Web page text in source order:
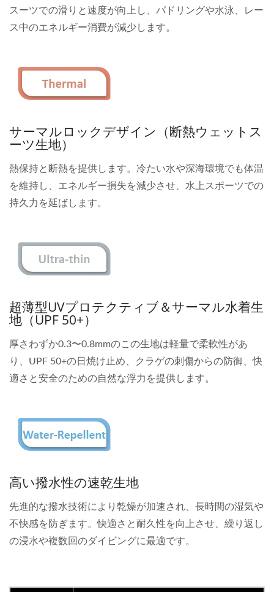
スーツでの滑りと速度が向上し、パドリングや水泳、レー
ス中のエネルギー消費が減少します。
サーマルロックデザイン（断熱ウェットス
ーツ生地）
熱保持と断熱を提供します。冷たい水や深海環境でも体温
を維持し、エネルギー損失を減少させ、水上スポーツでの
持久力を延ばします。
超薄型UVプロテクティブ＆サーマル水着生
地（UPF 50+）
厚さわずか0.3〜0.8mmのこの生地は軽量で柔軟性があ
り、UPF 50+の日焼け止め、クラゲの刺傷からの防御、快
適さと安全のための自然な浮力を提供します。
高い撥水性の速乾生地
先進的な撥水技術により乾燥が加速され、長時間の湿気や
不快感を防ぎます。快適さと耐久性を向上させ、繰り返し
の浸水や複数回のダイビングに最適です。